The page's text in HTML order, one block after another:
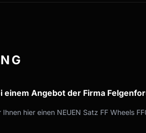
einem Angebot der Firma
hier einen NEUEN Satz FF Wheels